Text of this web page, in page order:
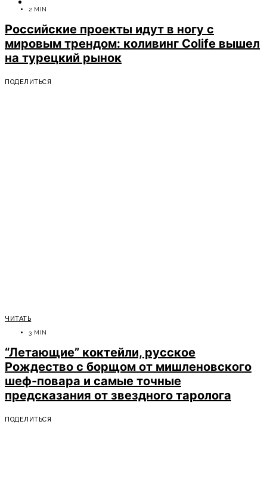
2 MIN
Российские проекты идут в ногу с
мировым трендом: коливинг Colife вышел
на турецкий рынок
ПОДЕЛИТЬСЯ
ЧИТАТЬ
3 MIN
“Летающие” коктейли, русское
Рождество с борщом от мишленовского
шеф-повара и самые точные
предсказания от звездного таролога
ПОДЕЛИТЬСЯ